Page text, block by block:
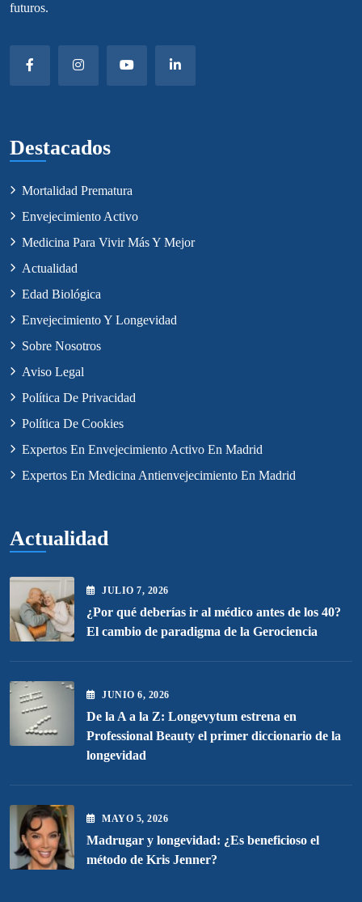
futuros.
Destacados
Mortalidad Prematura
Envejecimiento Activo
Medicina Para Vivir Más Y Mejor
Actualidad
Edad Biológica
Envejecimiento Y Longevidad
Sobre Nosotros
Aviso Legal
Política De Privacidad
Política De Cookies
Expertos En Envejecimiento Activo En Madrid
Expertos En Medicina Antienvejecimiento En Madrid
Actualidad
JULIO7, 2026
¿Por qué deberías ir al médico antes de los 40?
El cambio de paradigma de la Gerociencia
JUNIO6, 2026
De la A a la Z: Longevytum estrena en
Professional Beauty el primer diccionario de la
longevidad
MAYO 5, 2026
Madrugar y longevidad: ¿Es beneficioso el
método de Kris Jenner?